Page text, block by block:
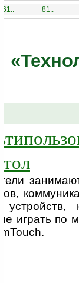
61.. 81..
играть по